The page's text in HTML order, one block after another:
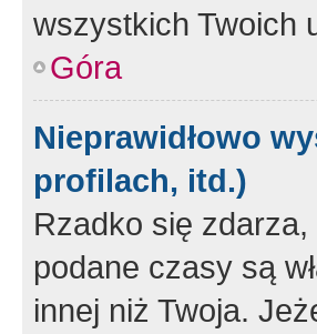
wszystkich Twoich
Góra
Nieprawidłowo
profilach, itd.)
Rzadko się
podane czasy są
innej niż Twoja.